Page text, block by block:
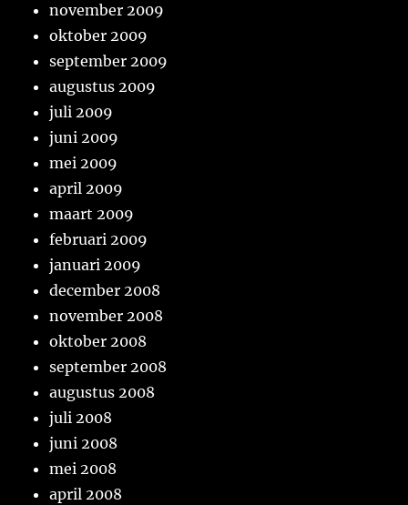
november 2009
oktober 2009
september 2009
augustus 2009
juli 2009
juni 2009
mei 2009
april 2009
maart 2009
februari 2009
januari 2009
december 2008
november 2008
oktober 2008
september 2008
augustus 2008
juli 2008
juni 2008
mei 2008
april 2008